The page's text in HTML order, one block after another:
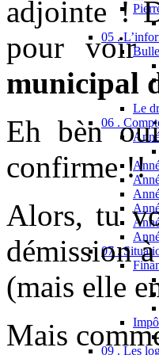
05 .
Le
06 .
07 .
09 . Les
adjointe !
pour voir
municipal
Eh bèn
confirme !!
Alors, tu
démission
(mais elle
Mais